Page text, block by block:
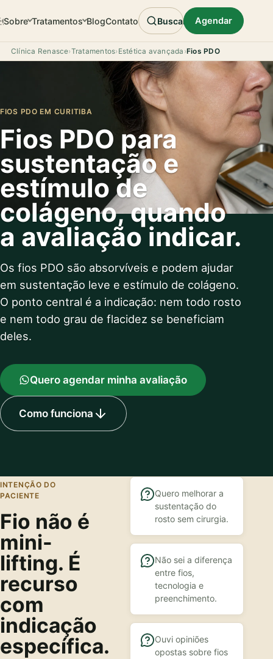
Sobre Tratamentos BlogContato Buscar Agendar
Clínica Renasce›Tratamentos› Estética avançada ›Fios PDO
FIOS PDO EM CURITIBA
Fios PDO para
sustentação e
estímulo de
colágeno, quando
a avaliação indicar.
Os fios PDO são absorvíveis e podem ajudar
em sustentação leve e estímulo de colágeno.
O ponto central é a indicação: nem todo rosto
e nem todo grau de flacidez se beneficiam
deles.
Quero agendar minha avaliação
Como funciona
INTENÇÃO DO
PACIENTE
Fio não é
mini-
lifting. É
recurso
com
indicação
específica.
Quero melhorar a
sustentação do
rosto sem cirurgia.
Não sei a diferença
entre fios,
tecnologia e
preenchimento.
Ouvi opiniões
opostas sobre fios